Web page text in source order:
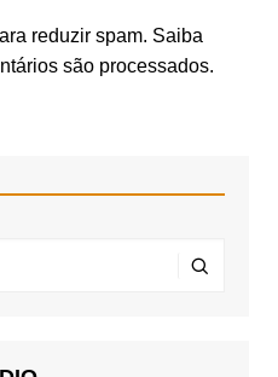
reduzir spam. Saiba
são processados.